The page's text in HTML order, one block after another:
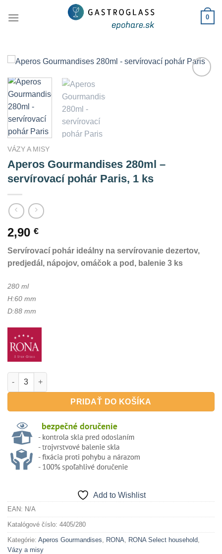
0
VÁZY A MISY
Aperos Gourmandises 280ml –
servírovací pohár Paris, 1 ks
2,90 €
Servírovací pohár ideálny na servírovanie dezertov,
predjedál, nápojov, omáčok a pod, balenie 3 ks
280 ml
H:60 mm
D:88 mm
množstvo Aperos Gourmandises 280ml - servírovací pohár
PRIDAŤ DO KOŠÍKA
Add to Wishlist
EAN: N/A
Katalógové číslo: 4405/280
Kategórie: Aperos Gourmandises RONA RONA Select household
Vázy a misy